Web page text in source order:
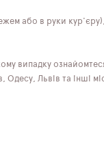
або в руки
випадку
Львів та інші